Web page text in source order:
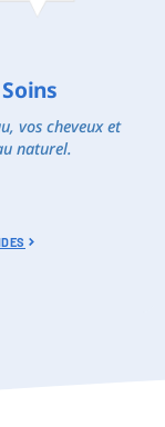
vos cheveux et
naturel.